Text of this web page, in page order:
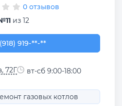
0 отзывов
из 12
919-34-42
919-**-**
72Г вт-сб 9:00-18:00
газовых котлов